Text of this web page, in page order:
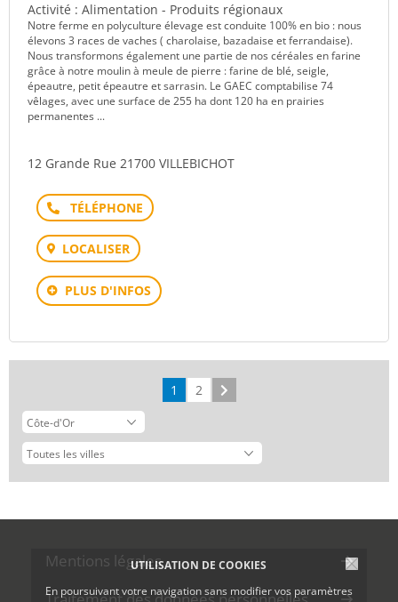
UTILISATION DE COOKIES
En poursuivant votre navigation sans modifier vos paramètres
Activité : Alimentation - Produits régionaux
Notre ferme en polyculture élevage est conduite 100% en bio : nous
élevons 3 races de vaches ( charolaise, bazadaise et ferrandaise).
Nous transformons également une partie de nos céréales en farine
grâce à notre moulin à meule de pierre : farine de blé, seigle,
épeautre, petit épeautre et sarrasin. Le GAEC comptabilise 74
vêlages, avec une surface de 255 ha dont 120 ha en prairies
permanentes ...
12 Grande Rue 21700 VILLEBICHOT
Téléphone
LOCALISER
PLUS D'INFOS
1 2
Mentions légales